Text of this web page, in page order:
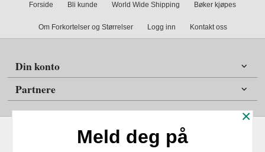
Forside Bli kunde World Wide Shipping Bøker kjøpes
Om Forkortelser og Størrelser Logg inn Kontakt oss
Din konto
Partnere
×
Meld deg på